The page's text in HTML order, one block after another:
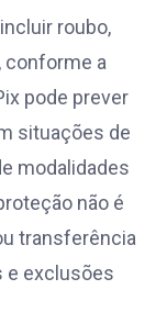
roubo,
conforme a
pode prever
situações de
modalidades
não é
transferência
e exclusões